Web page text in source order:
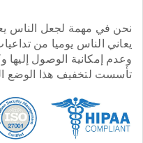
نحن في مهمة لجعل الناس
يعاني الناس يوميا من
وعدم إمكانية الوصول
تأسست لتخفيف هذا الوضع